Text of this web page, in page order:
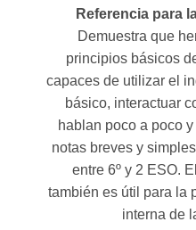
Referencia para
Demuestra que
principios básicos
capaces de utilizar el
básico, interactuar
hablan poco a poco
notas breves y
entre 6º y 2 ESO.
también es útil para la
interna de